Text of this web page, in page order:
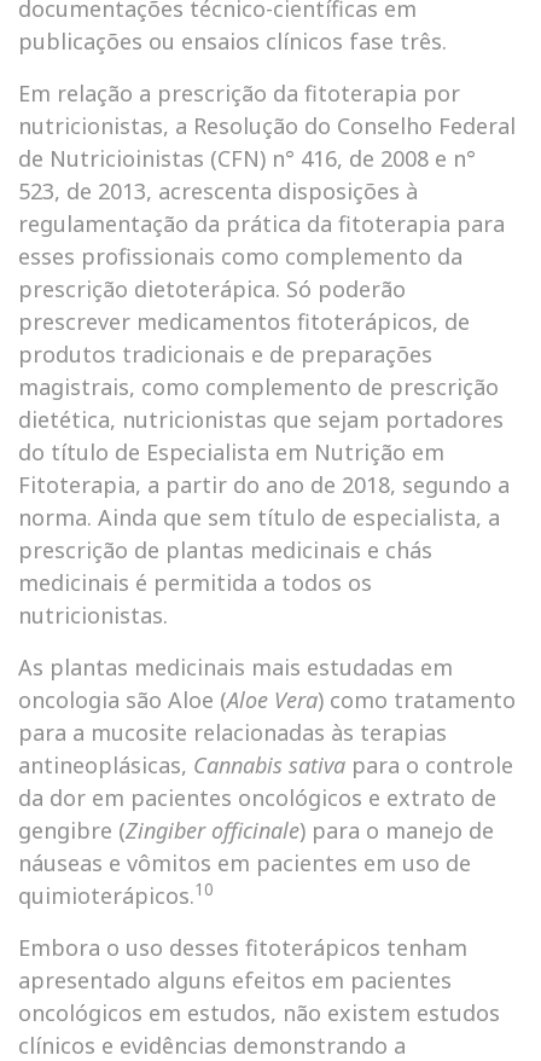
documentações técnico-científicas em
publicações ou ensaios clínicos fase três.
Em relação a prescrição da fitoterapia por
nutricionistas, a Resolução do Conselho Federal
de Nutricioinistas (CFN) n° 416, de 2008 e n°
523, de 2013, acrescenta disposições à
regulamentação da prática da fitoterapia para
esses profissionais como complemento da
prescrição dietoterápica. Só poderão
prescrever medicamentos fitoterápicos, de
produtos tradicionais e de preparações
magistrais, como complemento de prescrição
dietética, nutricionistas que sejam portadores
do título de Especialista em Nutrição em
Fitoterapia, a partir do ano de 2018, segundo a
norma. Ainda que sem título de especialista, a
prescrição de plantas medicinais e chás
medicinais é permitida a todos os
nutricionistas.
As plantas medicinais mais estudadas em
oncologia são Aloe (Aloe Vera) como tratamento
para a mucosite relacionadas às terapias
antineoplásicas, Cannabis sativa para o controle
da dor em pacientes oncológicos e extrato de
gengibre (Zingiber officinale) para o manejo de
náuseas e vômitos em pacientes em uso de
quimioterápicos.10
Embora o uso desses fitoterápicos tenham
apresentado alguns efeitos em pacientes
oncológicos em estudos, não existem estudos
clínicos e evidências demonstrando a